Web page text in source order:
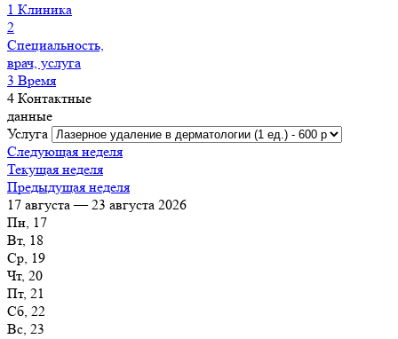
1 Клиника
2
Специальность,
врач, услуга
3 Время
4 Контактные
данные
Услуга
Следующая неделя
Текущая неделя
Предыдущая неделя
17 августа — 23 августа 2026
Пн, 17
Вт, 18
Ср, 19
Чт, 20
Пт, 21
Сб, 22
Вс, 23